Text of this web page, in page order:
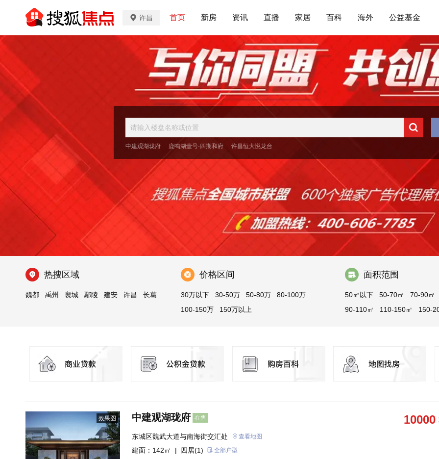
许昌 首页 新房 资讯 直播 家居 百科 海外 公益基金
中建观湖珑府 鹿鸣湖壹号·四期和府 许昌恒大悦龙台
热搜区域
魏都 禹州 襄城 鄢陵 建安 许昌 长葛
价格区间
30万以下 30-50万 50-80万
80-100万
100-150万
150万以上
面积范围
50㎡以下 50-70㎡
70-90㎡
90-110㎡
110-150㎡
150-
效果图 中建观湖珑府 在售 10000
东城区魏武大道与南海街交汇处 查看地图
建面：142㎡ | 四居(1) 全部户型